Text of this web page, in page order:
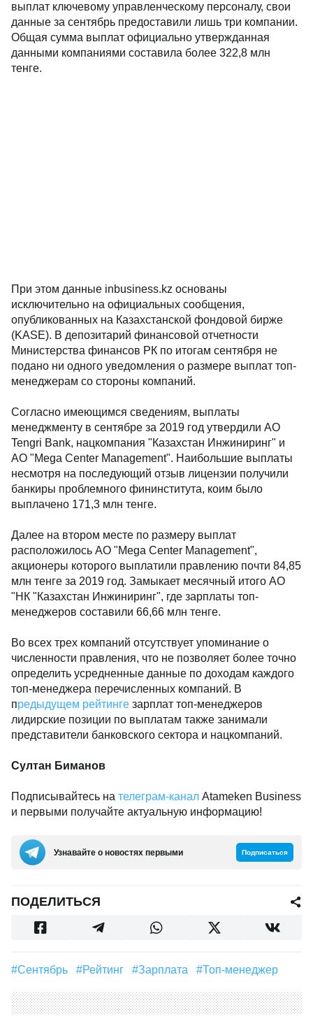
выплат ключевому управленческому персоналу, свои
данные за сентябрь предоставили лишь три компании.
Общая сумма выплат официально утвержданная
данными компаниями составила более 322,8 млн
тенге.
При этом данные inbusiness.kz основаны
исключительно на официальных сообщения,
опубликованных на Казахстанской фондовой бирже
(KASE). В депозитарий финансовой отчетности
Министерства финансов РК по итогам сентября не
подано ни одного уведомления о размере выплат топ-
менеджерам со стороны компаний.
Согласно имеющимся сведениям, выплаты
менеджменту в сентябре за 2019 год утвердили АО
Tengri Bank, нацкомпания "Казахстан Инжиниринг" и
АО "Mega Center Management". Наибольшие выплаты
несмотря на последующий отзыв лицензии получили
банкиры проблемного фининститута, коим было
выплачено 171,3 млн тенге.
Далее на втором месте по размеру выплат
расположилось АО "Mega Center Management",
акционеры которого выплатили правлению почти 84,85
млн тенге за 2019 год. Замыкает месячный итого АО
"НК "Казахстан Инжиниринг", где зарплаты топ-
менеджеров составили 66,66 млн тенге.
Во всех трех компаний отсутствует упоминание о
численности правления, что не позволяет более точно
определить усредненные данные по доходам каждого
топ-менеджера перечисленных компаний. В
предыдущем рейтинге зарплат топ-менеджеров
лидирские позиции по выплатам также занимали
представители банковского сектора и нацкомпаний.
Султан Биманов
Подписывайтесь на телеграм-канал Atameken Business
и первыми получайте актуальную информацию!
Узнавайте о новостях первыми Подписаться
ПОДЕЛИТЬСЯ
#сентябрь #Рейтинг #зарплата #Топ-менеджер